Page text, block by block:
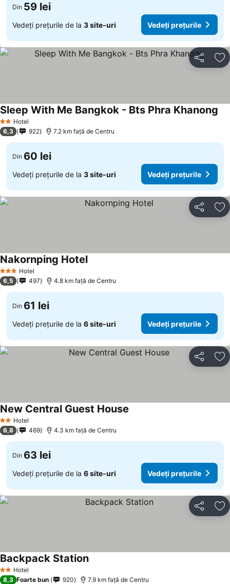
Din 59 lei
Vedeți prețurile de la 3 site-uri Vedeți prețurile
Distribuiți
2 SteleHotel
Sleep With Me Bangkok - Bts Phra Khanong
6,3 922 7.2 km faţă de Centru
Din 60 lei
Vedeți prețurile de la 3 site-uri Vedeți prețurile
Distribuiți
3 SteleHotel
Nakornping Hotel
6,5 497 4.8 km faţă de Centru
Din 61 lei
Vedeți prețurile de la 6 site-uri Vedeți prețurile
Distribuiți
2 SteleHotel
New Central Guest House
6,8 469 4.3 km faţă de Centru
Din 63 lei
Vedeți prețurile de la 6 site-uri Vedeți prețurile
Distribuiți
2 SteleHotel
Backpack Station
8,3 Foarte bun 920 7.9 km faţă de Centru